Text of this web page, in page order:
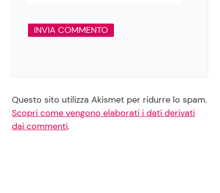
Questo sito utilizza Akismet per ridurre lo spam.
Scopri come vengono elaborati i dati derivati
dai commenti.